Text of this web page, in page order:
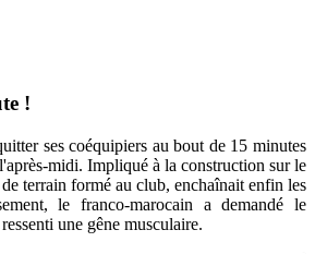
!
ses coéquipiers au bout de 15 minutes
midi. Impliqué à la construction sur le
terrain formé au club, enchaînait enfin les
le franco-marocain a demandé le
une gêne musculaire.